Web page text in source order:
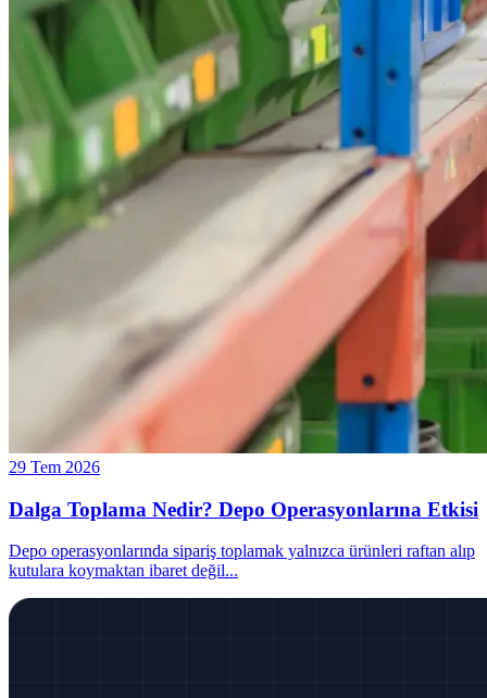
29 Tem 2026
Dalga Toplama Nedir? Depo Operasyonlarına Etkisi
Depo operasyonlarında sipariş toplamak yalnızca ürünleri raftan alıp
kutulara koymaktan ibaret değil...